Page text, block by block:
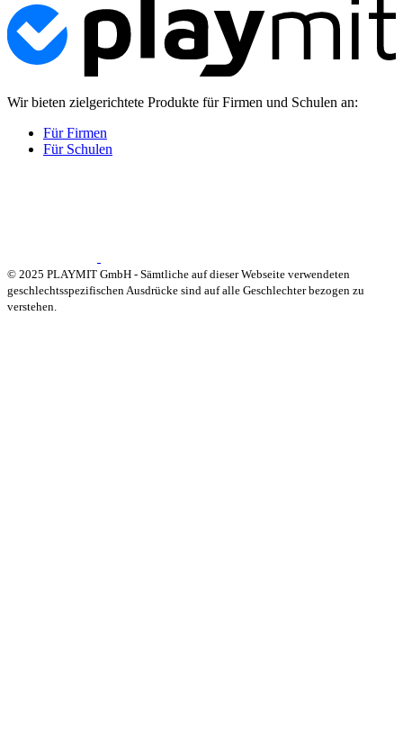
Wir bieten zielgerichtete Produkte für Firmen und Schulen an:
Für Firmen
Für Schulen
© 2025 PLAYMIT GmbH - Sämtliche auf dieser Webseite verwendeten
geschlechtsspezifischen Ausdrücke sind auf alle Geschlechter bezogen zu
verstehen.